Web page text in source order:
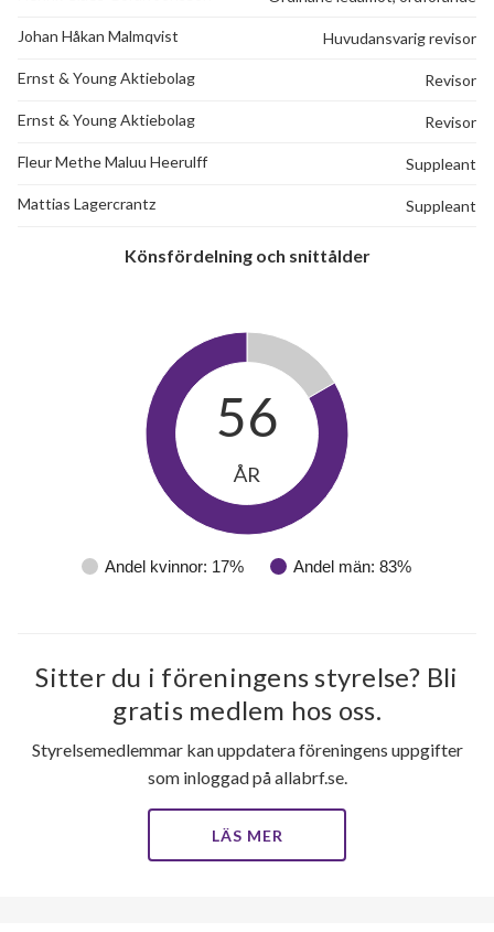
18
lägenheter
Johan Håkan Malmqvist Huvudansvarig revisor
Ernst & Young Aktiebolag Revisor
Ernst & Young Aktiebolag Revisor
Fleur Methe Maluu Heerulff Suppleant
Mattias Lagercrantz Suppleant
Könsfördelning och snittålder
Andel kvinnor: 17% Andel män: 83%
56
ÅR
Sitter du i föreningens styrelse? Bli
gratis medlem hos oss.
Styrelsemedlemmar kan uppdatera föreningens uppgifter
som inloggad på allabrf.se.
LÄS MER